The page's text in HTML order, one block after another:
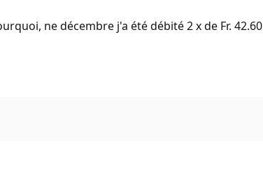
ne décembre j'a été débité 2 x de Fr. 42.60